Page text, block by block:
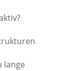
lange